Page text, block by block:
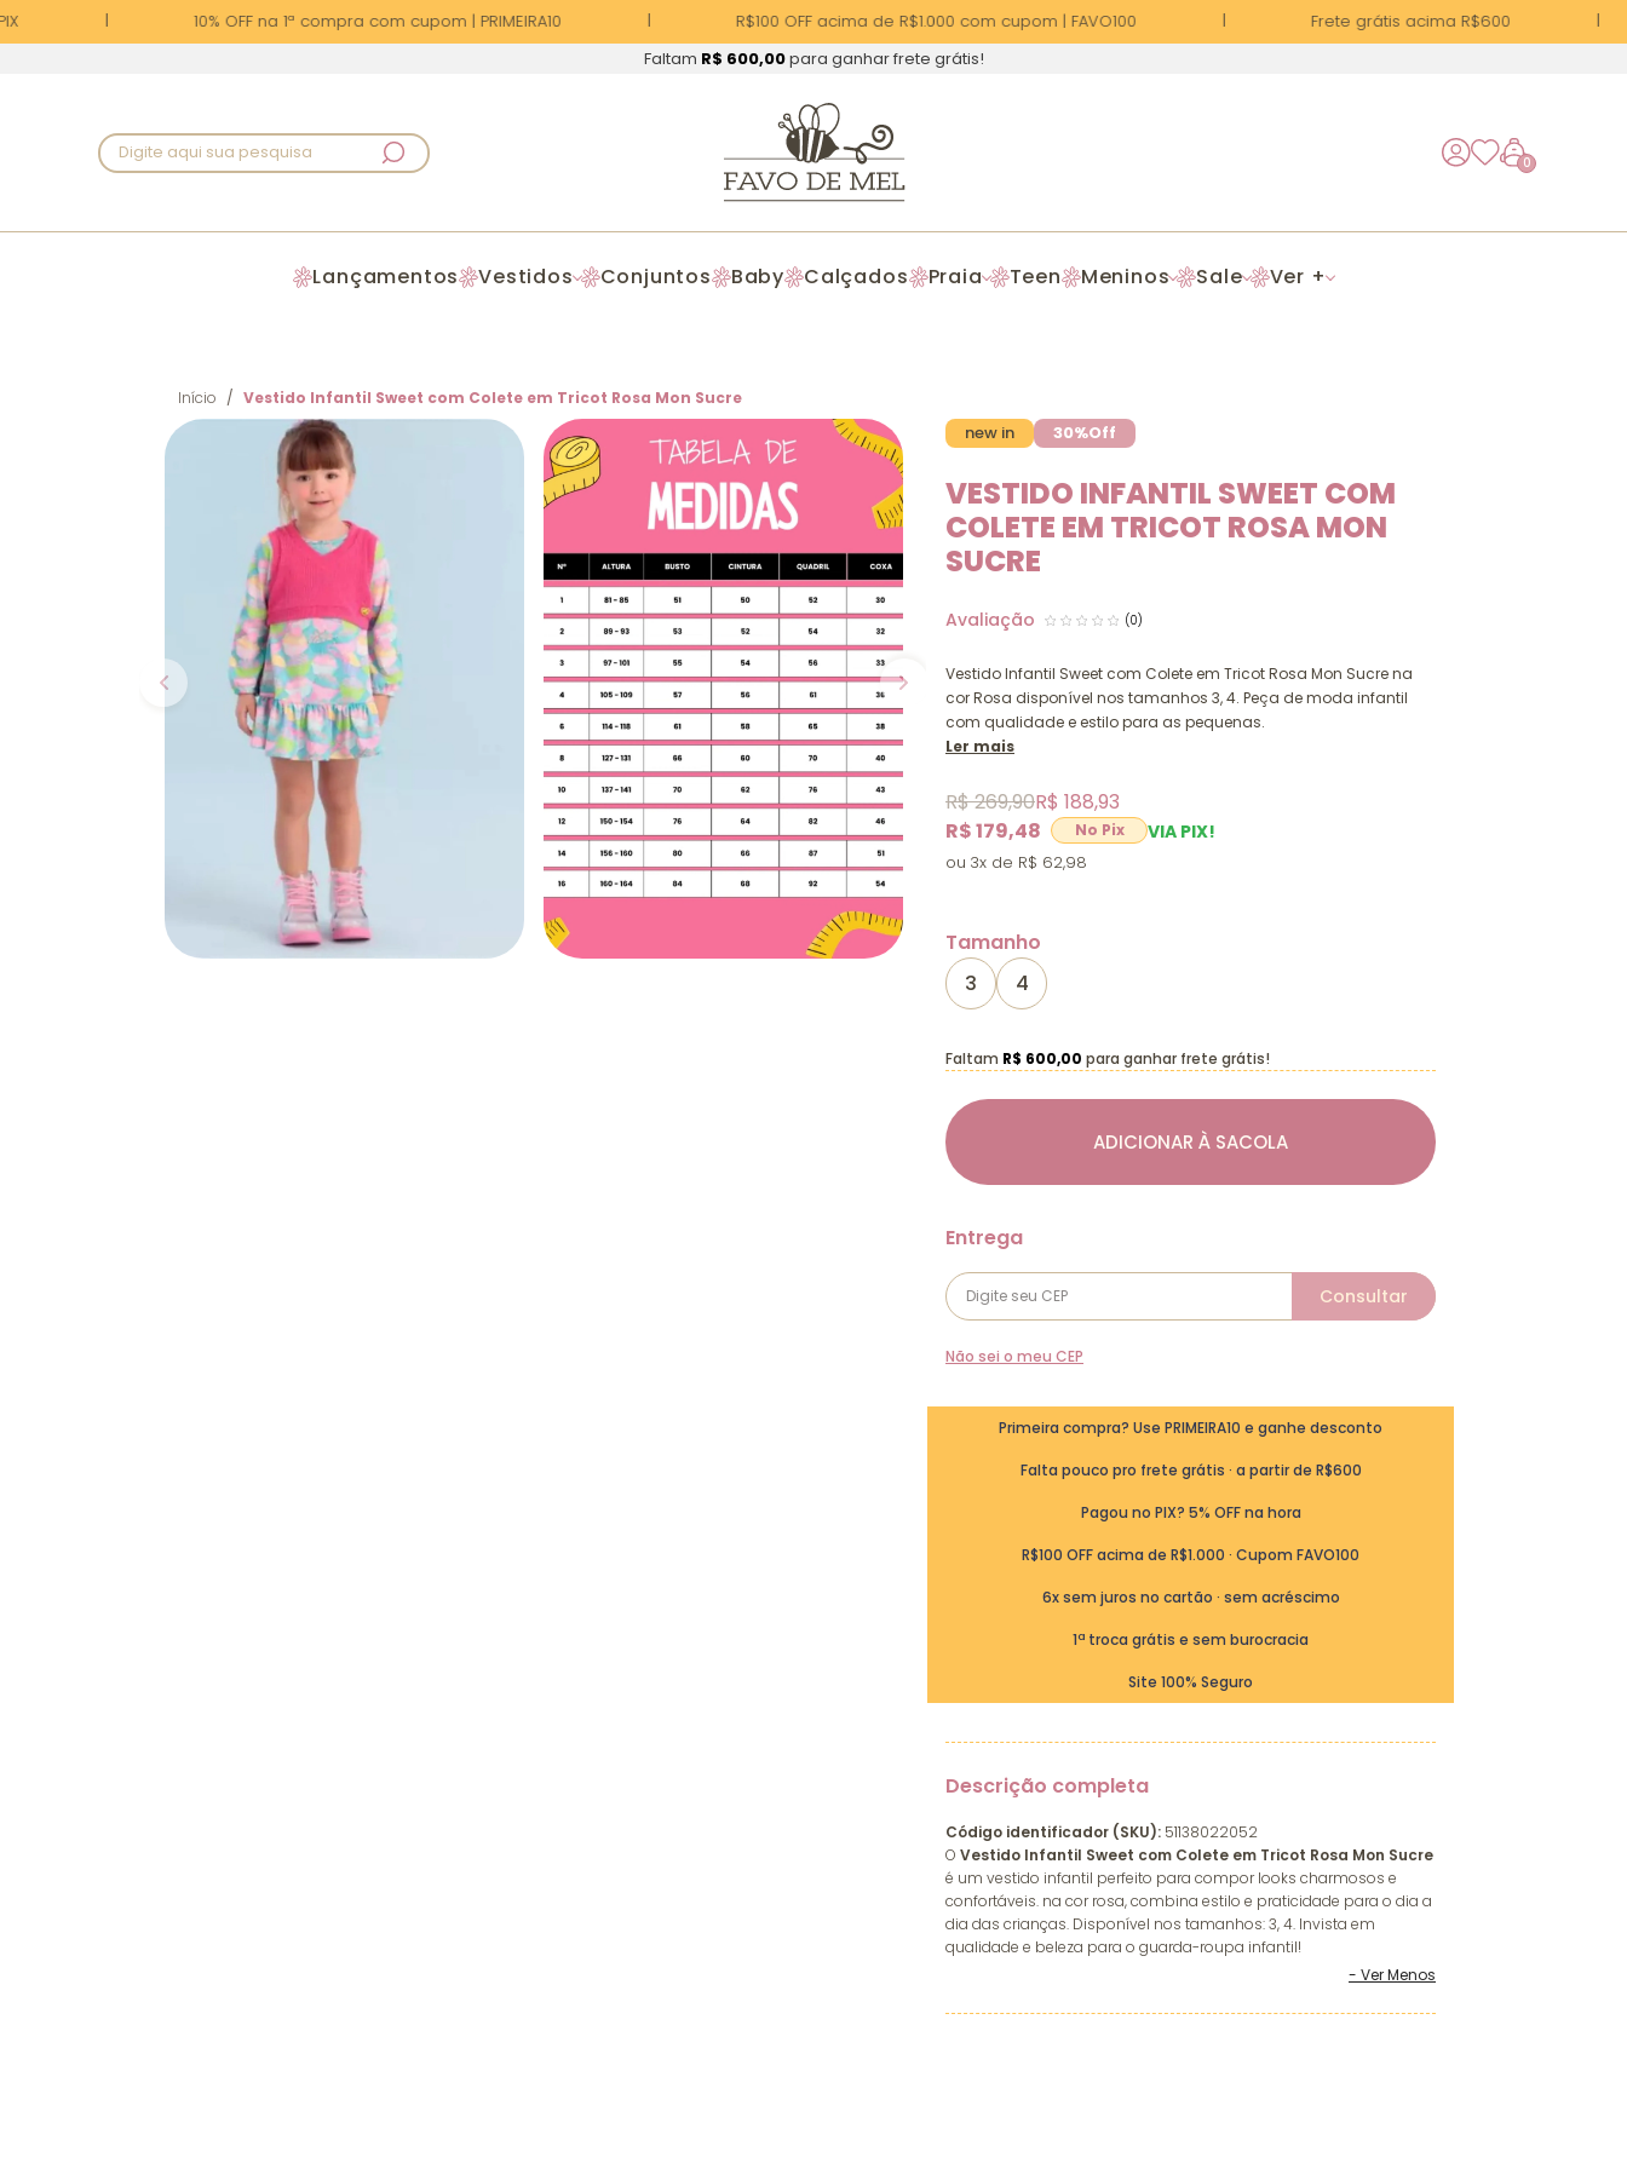
10% OFF na 1ª compra com cupom | PRIMEIRA10 R$100 OFF acima de R$1.000 com cupom | FAVO100
Frete grátis acima R$600
Faltam R$ 600,00para ganhar frete grátis!
Digite aqui sua pesquisa 0
Lançamentos Vestidos Conjuntos Baby Calçados Praia Teen Meninos Sale Ver +
Início Vestido Infantil Sweet com Colete em Tricot Rosa Mon Sucre
new in 30%Off
VESTIDO INFANTIL SWEET COM
COLETE EM TRICOT ROSA MON
SUCRE
(0)
Vestido Infantil Sweet com Colete em Tricot Rosa Mon Sucre na
cor Rosa disponível nos tamanhos 3, 4. Peça de moda infantil
com qualidade e estilo para as pequenas.
Ler mais
R$ 179,48 VIA PIX!
R$ 269,90R$ 188,93
3x R$ 62,98
Tamanho
3
4
ADICIONAR À SACOLA
Faltam R$ 600,00 para ganhar frete grátis!
Não sei o meu CEP
Primeira compra? Use PRIMEIRA10 e ganhe desconto
Falta pouco pro frete grátis · a partir de R$600
Pagou no PIX? 5% OFF na hora
R$100 OFF acima de R$1.000 · Cupom FAVO100
6x sem juros no cartão · sem acréscimo
1ª troca grátis e sem burocracia
Site 100% Seguro
Descrição completa
Código identificador (SKU): 51138022052
O Vestido Infantil Sweet com Colete em Tricot Rosa Mon Sucre
é um vestido infantil perfeito para compor looks charmosos e
confortáveis. na cor rosa, combina estilo e praticidade para o dia a
dia das crianças. Disponível nos tamanhos: 3, 4. Invista em
qualidade e beleza para o guarda-roupa infantil!